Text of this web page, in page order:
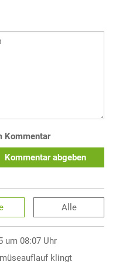
Kommentar
Kommentar abgeben
Alle
um 08:07 Uhr
klingt